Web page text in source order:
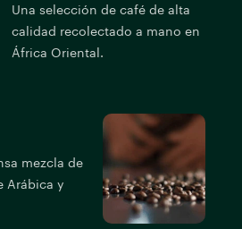
Una selección de café de alta
calidad recolectado a mano en
África Oriental.
mezcla de
Arábica y